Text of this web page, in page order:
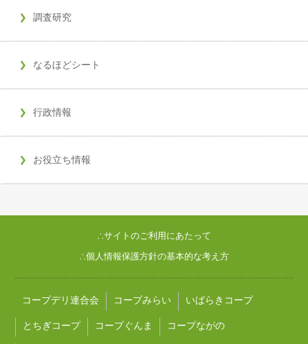
調査研究
なるほどシート
行政情報
お役立ち情報
∴サイトのご利用にあたって
∴個人情報保護方針の基本的な考え方
コープデリ連合会 コープみらい いばらきコープ
とちぎコープ コープぐんま コープながの